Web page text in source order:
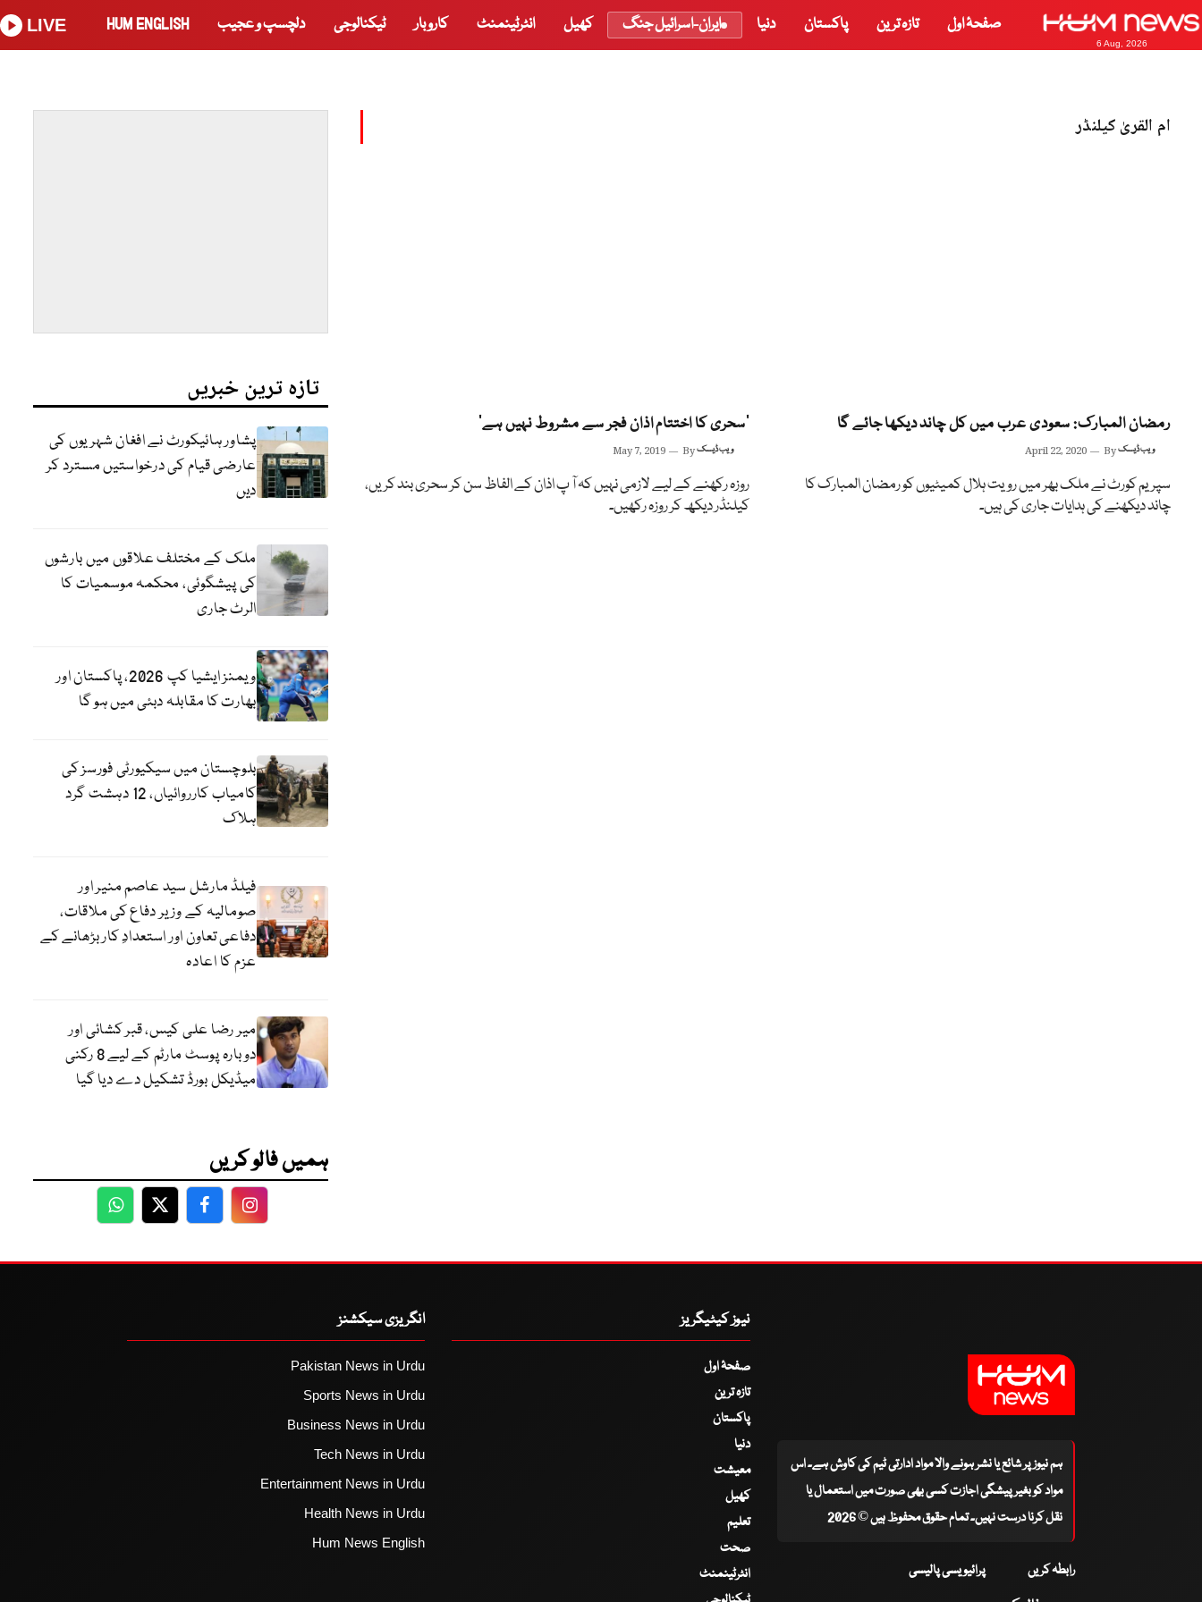
6 Aug, 2026
صفحۂ اول تازہ ترین پاکستان دنیا ایران-اسرائیل جنگ کھیل انٹرٹینمنٹ کاروبار ٹیکنالوجی دلچسپ و عجیب HUM ENGLISH
LIVE
ام القریٰ کیلنڈر
رمضان المبارک: سعودی عرب میں کل چاند دیکھا جائے گا
April 22, 2020 Byویب ڈیسک
سپریم کورٹ نے ملک بھر میں رویت ہلال کمیٹیوں کو رمضان المبارک کا
چاند دیکھنے کی ہدایات جاری کی ہیں۔
’سحری کا اختتام اذان فجر سے مشروط نہیں ہے‘
May 7, 2019 Byویب ڈیسک
روزہ رکھنے کے لیے لازمی نہیں کہ آ پ اذان کے الفاظ سن کر سحری بند کریں،
کیلنڈر دیکھ کر روزہ رکھیں۔
تازہ ترین خبریں
پشاور ہائیکورٹ نے افغان شہریوں کی
عارضی قیام کی درخواستیں مسترد کر
دیں
ملک کے مختلف علاقوں میں بارشوں
کی پیشگوئی، محکمہ موسمیات کا
الرٹ جاری
ویمنز ایشیا کپ 2026، پاکستان اور
بھارت کا مقابلہ دبئی میں ہو گا
بلوچستان میں سیکیورٹی فورسز کی
کامیاب کارروائیاں، 12 دہشت گرد
ہلاک
فیلڈ مارشل سید عاصم منیر اور
صومالیہ کے وزیر دفاع کی ملاقات،
دفاعی تعاون اور استعدادِ کار بڑھانے کے
عزم کا اعادہ
میر رضا علی کیس، قبر کشائی اور
دوبارہ پوسٹ مارٹم کے لیے 8 رکنی
میڈیکل بورڈ تشکیل دے دیا گیا
ہمیں فالو کریں
WhatsApp
TwitterFacebookFacebook
ہم نیوز پر شائع یا نشر ہونے والا مواد ادارتی ٹیم کی کاوش ہے۔ اس
مواد کو بغیر پیشگی اجازت کسی بھی صورت میں استعمال یا
نقل کرنا درست نہیں۔ تمام حقوق محفوظ ہیں © 2026
رابطہ کریں پرائیویسی پالیسی
نیوز کیٹیگریز
صفحۂ اول
تازہ ترین
پاکستان
دنیا
معیشت
کھیل
تعلیم
صحت
انٹرٹینمنٹ
انگریزی سیکشنز
Pakistan News in Urdu
Sports News in Urdu
Business News in Urdu
Tech News in Urdu
Entertainment News in Urdu
Health News in Urdu
Hum News English